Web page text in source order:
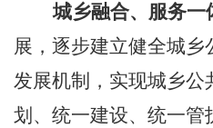
城乡融合、服务一
展，逐步建立健全城
发展机制，实现城乡公
划、统一建设、统一管